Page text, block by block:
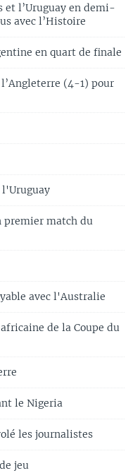
et l’Uruguay en demi-
avec l’Histoire
en quart de finale
(4-1) pour
premier match du
avec l'Australie
de la Coupe du
le Nigeria
les journalistes
jeu